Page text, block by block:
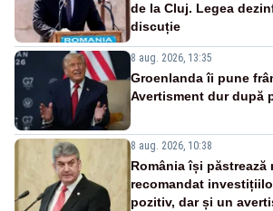
de la Cluj. Legea
discuție
8 aug. 2026, 13:35
Groenlanda îi pune
Avertisment dur după
8 aug. 2026, 10:38
România își păstrează
recomandat
pozitiv, dar și un